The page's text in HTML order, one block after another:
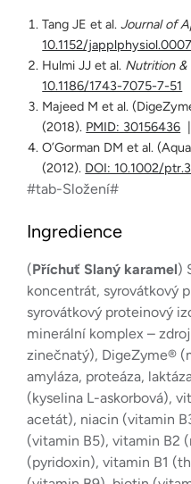
Tang JE et al.Journal of
10.1152/
Hulmi JJ et al. Nutrition &
10.1186/1743-7075-7-51
Majeed M et al.
(2018). PMID: 30156436
O’Gorman DM et al.
(2012). DOI: 10.1002/
#tab-Složení#
Ingredience
(Příchuť Slaný karamel)
koncentrát, syrovátkový
syrovátkový proteinový
minerální komplex –
zinečnatý), DigeZyme®
amyláza, proteáza,
(kyselina L-askorbová),
acetát), niacin (vitamin
(vitamin B5), vitamin B2
(pyridoxin), vitamin B1